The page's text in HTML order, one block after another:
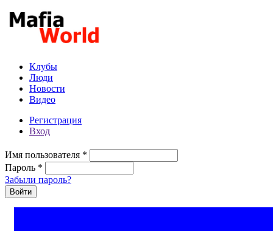
Перейти к основному содержанию
Клубы
Люди
Новости
Видео
Регистрация
Вход
Имя пользователя *
Пароль *
Забыли пароль?